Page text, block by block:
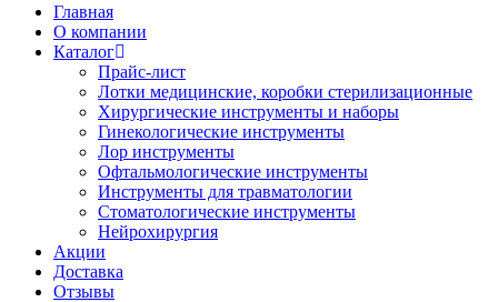
Главная
О компании
Каталог
Прайс-лист
Лотки медицинские, коробки стерилизационные
Хирургические инструменты и наборы
Гинекологические инструменты
Лор инструменты
Офтальмологические инструменты
Инструменты для травматологии
Стоматологические инструменты
Нейрохирургия
Акции
Доставка
Отзывы